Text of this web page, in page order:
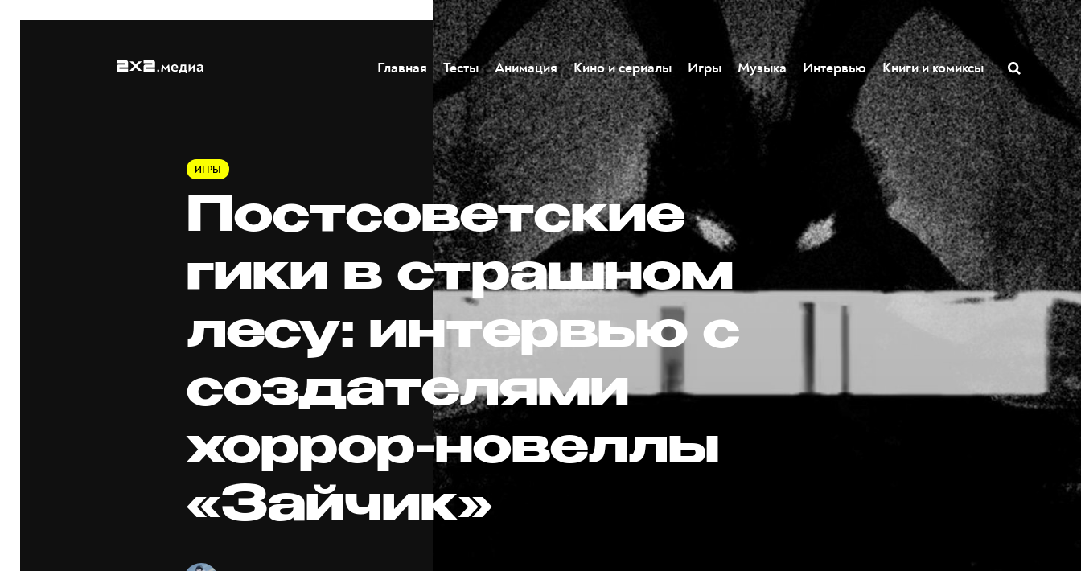
Главная Тесты Анимация Кино и сериалы Игры Музыка Интервью Книги и комиксы
ИГРЫ
Постсоветские
гики в страшном
лесу: интервью с
создателями
хоррор-новеллы
«Зайчик»